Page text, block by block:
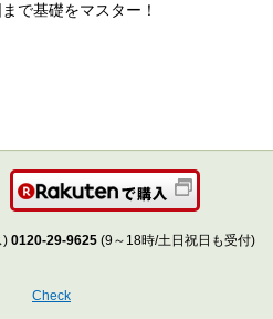
で基礎をマスター！
で購入 楽天で購入
) 0120-29-9625 (9～18時/土日祝日も受付)
Check